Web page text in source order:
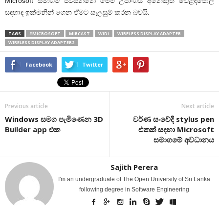
සඳහාද ඉක්මනින් ගෙන ඒමට සැලසුම් කරන බවයි.
TAGS #MICROSOFT MIRCAST WIDI
WIRELESS DISPLAY ADAPTER
WIRELESS DISPLAY ADAPTER2
Facebook Twitter
Previous article
Windows සමග පැමිණෙන 3D
Builder app එක
Next article
වර්ණ සංවේදී stylus pen
එකක් සදහා Microsoft
සමාගමේ අවධානය
Sajith Perera
I'm an undergraduate of The Open University of Sri Lanka
following degree in Software Engineering